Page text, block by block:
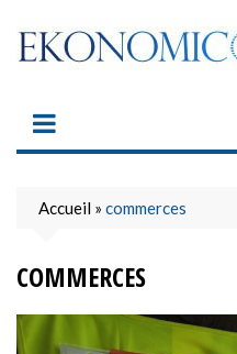
content
Accueil » commerces
COMMERCES